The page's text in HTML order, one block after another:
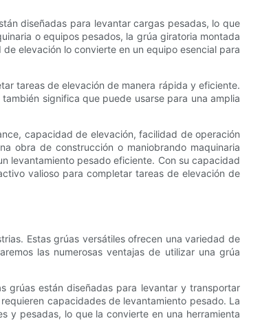
diseñadas para levantar cargas pesadas, lo que
o equipos pesados, la grúa giratoria montada
elevación lo convierte en un equipo esencial para
tareas de elevación de manera rápida y eficiente.
significa que puede usarse para una amplia
capacidad de elevación, facilidad de operación
obra de construcción o maniobrando maquinaria
levantamiento pesado eficiente. Con su capacidad
valioso para completar tareas de elevación de
Estas grúas versátiles ofrecen una variedad de
las numerosas ventajas de utilizar una grúa
grúas están diseñadas para levantar y transportar
capacidades de levantamiento pesado. La
y pesadas, lo que la convierte en una herramienta